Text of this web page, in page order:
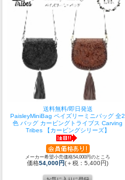
送料無料/即日発送
PaisleyMiniBag ペイズリーミニバッグ 全2
色 バッグ カービングトライブス Carving
Tribes 【カービングシリーズ】
メーカー希望小売価格54,000円のところ
価格54,000円(＋税：5,400円)